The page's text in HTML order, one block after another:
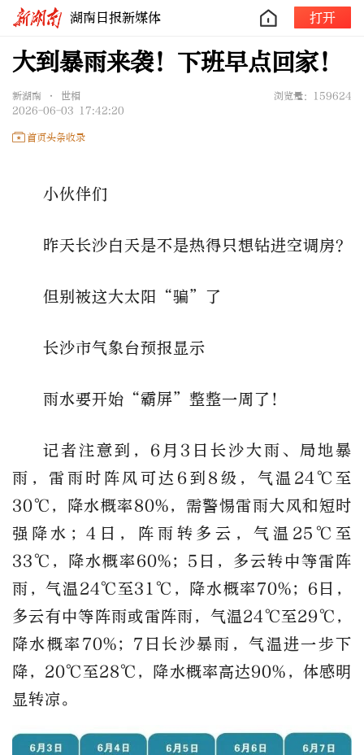
湖南日报新媒体 打开
大到暴雨来袭！下班早点回家！
新湖南 • 世相
浏览量：159624
2026-06-03 17:42:20
首页头条收录
小伙伴们
昨天长沙白天是不是热得只想钻进空调房？
但别被这大太阳“骗”了
长沙市气象台预报显示
雨水要开始“霸屏”整整一周了！
记者注意到，6月3日长沙大雨、局地暴
雨，雷雨时阵风可达6到8级，气温24℃至
30℃，降水概率80%，需警惕雷雨大风和短时
强降水；4日，阵雨转多云，气温25℃至
33℃，降水概率60%；5日，多云转中等雷阵
雨，气温24℃至31℃，降水概率70%；6日，
多云有中等阵雨或雷阵雨，气温24℃至29℃，
降水概率70%； 7日长沙暴雨，气温进一步下
降，20℃至28℃，降水概率高达90%，体感明
显转凉。